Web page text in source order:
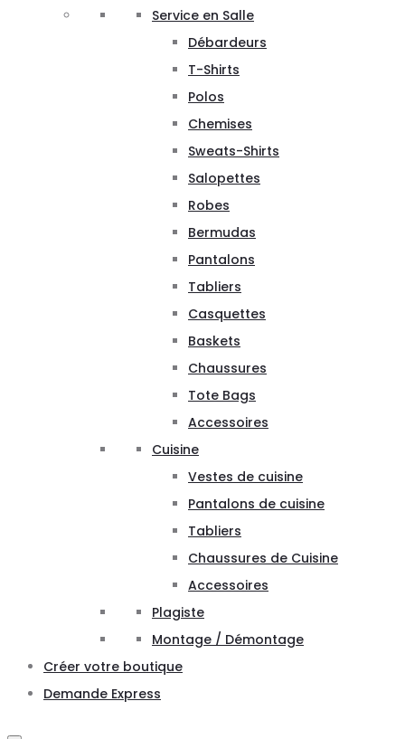
Service en Salle
Débardeurs
T-Shirts
Polos
Chemises
Sweats-Shirts
Salopettes
Robes
Bermudas
Pantalons
Tabliers
Casquettes
Baskets
Chaussures
Tote Bags
Accessoires
Cuisine
Vestes de cuisine
Pantalons de cuisine
Tabliers
Chaussures de Cuisine
Accessoires
Plagiste
Montage / Démontage
Créer votre boutique
Demande Express